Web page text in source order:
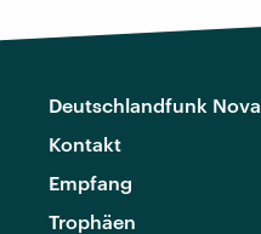
Deutschlandfunk Nova
Kontakt
Empfang
Trophäen